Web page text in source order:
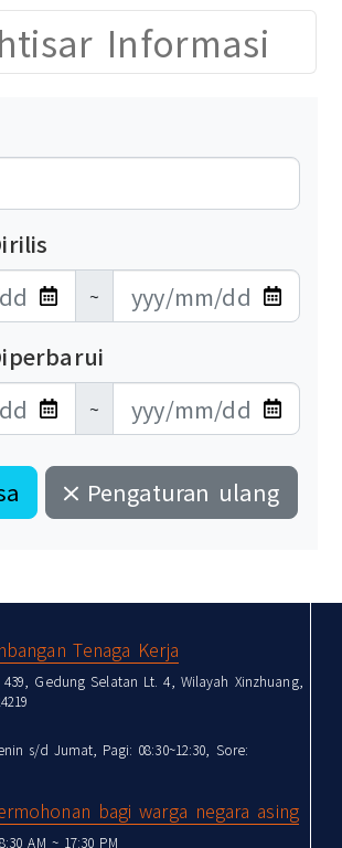
Informasi
~
~
Pengaturan ulang
Tenaga Kerja
Gedung Selatan Lt. 4, Wilayah Xinzhuang,
s/d Jumat, Pagi: 08:30~12:30, Sore:
bagi warga negara asing
AM ~ 17:30 PM